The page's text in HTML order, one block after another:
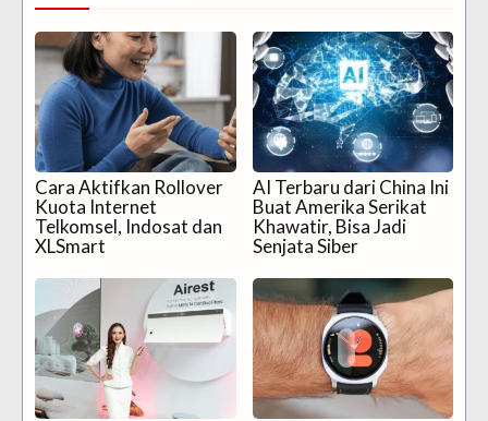
Cara Aktifkan Rollover
Kuota Internet
Telkomsel, Indosat dan
XLSmart
AI Terbaru dari China Ini
Buat Amerika Serikat
Khawatir, Bisa Jadi
Senjata Siber